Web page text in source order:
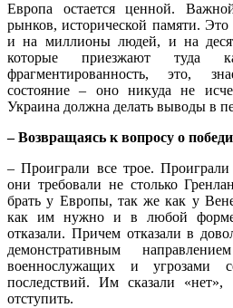
Европа остается ценной.
рынков, исторической памяти.
и на миллионы людей, и на
которые приезжают
фрагментированность, это,
состояние – оно никуда не
Украина должна делать выводы в
– Возвращаясь к вопросу о
– Проиграли все трое.
они требовали не столько
брать у Европы, так же как у
как им нужно и в любой
отказали. Причем отказали в
демонстративным
военнослужащих и угрозами
последствий. Им сказали
отступить.